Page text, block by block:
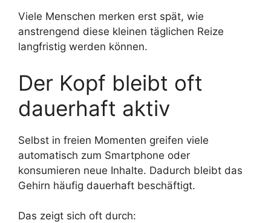
Viele Menschen merken erst spät, wie
anstrengend diese kleinen täglichen Reize
langfristig werden können.
Der Kopf bleibt oft
dauerhaft aktiv
Selbst in freien Momenten greifen viele
automatisch zum Smartphone oder
konsumieren neue Inhalte. Dadurch bleibt das
Gehirn häufig dauerhaft beschäftigt.
Das zeigt sich oft durch: